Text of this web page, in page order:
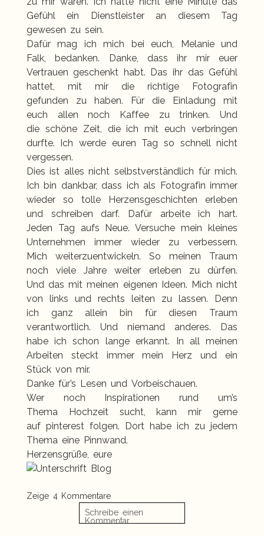
Gefühl ein Dienstleister an diesem Tag
gewesen zu sein.
Dafür mag ich mich bei euch, Melanie und
Falk, bedanken. Danke, dass ihr mir euer
Vertrauen geschenkt habt. Das ihr das Gefühl
hattet, mit mir die richtige Fotografin
gefunden zu haben. Für die Einladung mit
euch allen noch Kaffee zu trinken. Und
die schöne Zeit, die ich mit euch verbringen
durfte. Ich werde euren Tag so schnell nicht
vergessen.
Dies ist alles nicht selbstverständlich für mich.
Ich bin dankbar, dass ich als Fotografin immer
wieder so tolle Herzensgeschichten erleben
und schreiben darf. Dafür arbeite ich hart.
Jeden Tag aufs Neue. Versuche mein kleines
Unternehmen immer wieder zu verbessern.
Mich weiterzuentwickeln. So meinen Traum
noch viele Jahre weiter erleben zu dürfen.
Und das mit meinen eigenen Ideen. Mich nicht
von links und rechts leiten zu lassen. Denn
ich ganz allein bin für diesen Traum
verantwortlich. Und niemand anderes. Das
habe ich schon lange erkannt. In all meinen
Arbeiten steckt immer mein Herz und ein
Stück von mir.
Danke für’s Lesen und Vorbeischauen.
Wer noch Inspirationen rund um’s
Thema Hochzeit sucht, kann mir gerne
auf pinterest folgen. Dort habe ich zu jedem
Thema eine Pinnwand.
Herzensgrüße, eure
Zeige 4 Kommentare
Schreibe einen
Kommentar...